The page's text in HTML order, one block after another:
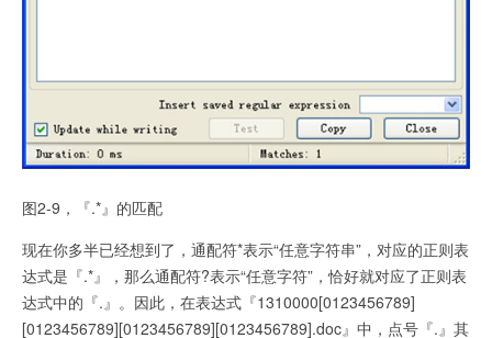
图2-9，『.*』的匹配
现在你多半已经想到了，通配符*表示“任意字符串”，对应的正则表
达式是『.*』，那么通配符?表示“任意字符”，恰好就对应了正则表
达式中的『.』。因此，在表达式『1310000[0123456789]
[0123456789][0123456789][0123456789].doc』中，点号『.』其